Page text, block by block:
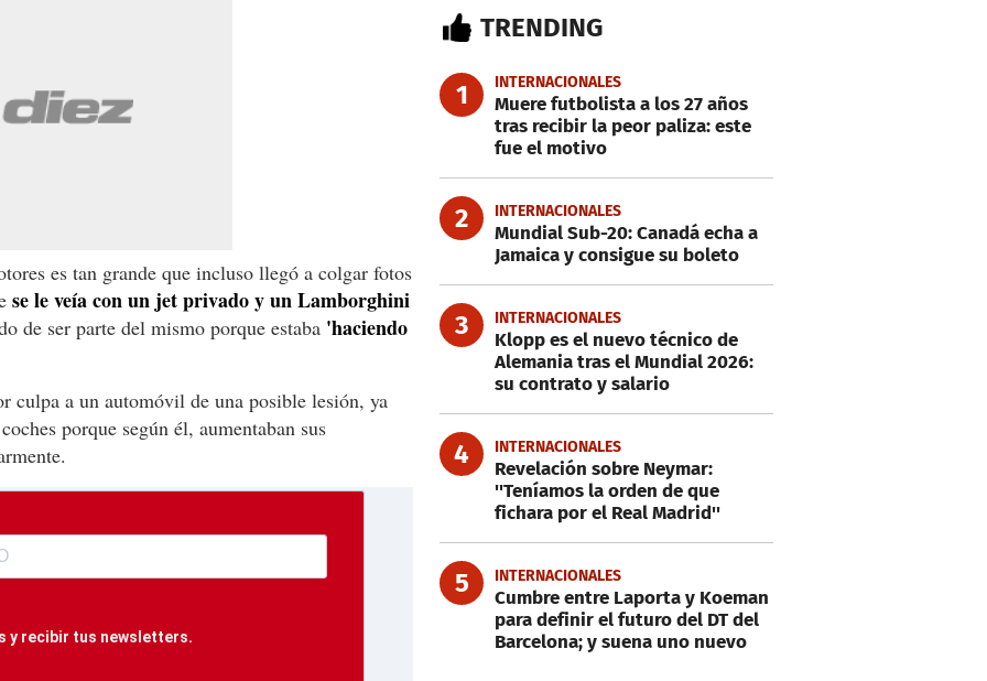
es tan grande que incluso llegó a colgar fotos
se le veía con un jet privado y un Lamborghini
de ser parte del mismo porque estaba 'haciendo
culpa a un automóvil de una posible lesión, ya
porque según él, aumentaban sus
y recibir tus newsletters.
TRENDING
1 INTERNACIONALES
Muere futbolista a los 27 años
tras recibir la peor paliza: este
fue el motivo
2 INTERNACIONALES
Mundial Sub-20: Canadá echa a
Jamaica y consigue su boleto
3 INTERNACIONALES
Klopp es el nuevo técnico de
Alemania tras el Mundial 2026:
su contrato y salario
4 INTERNACIONALES
Revelación sobre Neymar:
''Teníamos la orden de que
fichara por el Real Madrid''
5 INTERNACIONALES
Cumbre entre Laporta y Koeman
para definir el futuro del DT del
Barcelona; y suena uno nuevo